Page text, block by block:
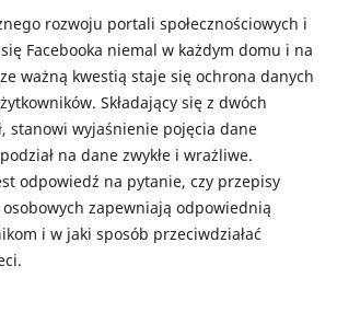
rozwoju portali społecznościowych i
Facebooka niemal w każdym domu i na
ważną kwestią staje się ochrona danych
Składający się z dwóch
stanowi wyjaśnienie pojęcia dane
na dane zwykłe i wrażliwe.
odpowiedź na pytanie, czy przepisy
zapewniają odpowiednią
i w jaki sposób przeciwdziałać